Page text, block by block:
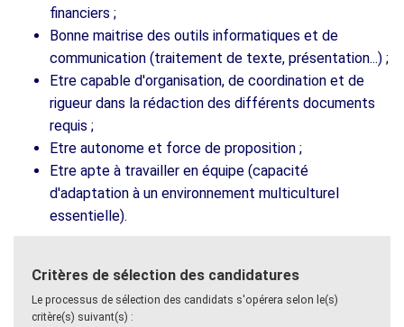
financiers ;
Bonne maitrise des outils informatiques et de
communication (traitement de texte, présentation...) ;
Etre capable d'organisation, de coordination et de
rigueur dans la rédaction des différents documents
requis ;
Etre autonome et force de proposition ;
Etre apte à travailler en équipe (capacité
d'adaptation à un environnement multiculturel
essentielle).
Critères de sélection des candidatures
Le processus de sélection des candidats s'opérera selon le(s)
critère(s) suivant(s) :